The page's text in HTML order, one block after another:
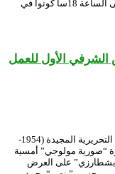
للمسارح الجهوية بقاعة العروض “مصطفى كاتب” على الساعة 18سا كونوا في
الشرفي الأول للعمل
في إطار الاحتفال بالذكرى السبعين (70) لاندلاع الثورة التحريرية المجيدة (1954-
“صورية مولوجي” أمسية
الدين بشطارزي” على العرض